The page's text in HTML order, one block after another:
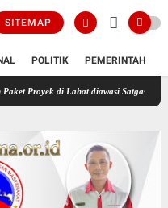
SITEMAP
POLITIK PEMERINTAH
di Lahat diawasi Satgasus, Kontraktor